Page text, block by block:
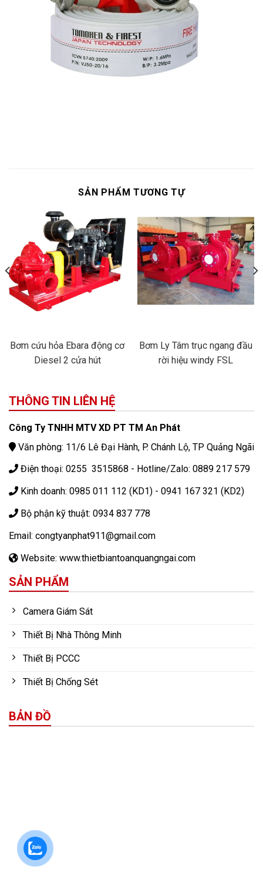
SẢN PHẨM TƯƠNG TỰ
Bơm cứu hỏa Ebara động cơ
Diesel 2 cửa hút
Bơm Ly Tâm trục ngang đầu
rời hiệu windy FSL
THÔNG TIN LIÊN HỆ
Công Ty TNHH MTV XD PT TM An Phát
Văn phòng: 11/6 Lê Đại Hành, P. Chánh Lộ, TP Quảng Ngãi
Điện thoại: 0255 3515868 - Hotline/Zalo: 0889 217 579
Kinh doanh: 0985 011 112 (KD1) - 0941 167 321 (KD2)
Bộ phận kỹ thuật: 0934 837 778
Email: congtyanphat911@gmail.com
Website: www.thietbiantoanquangngai.com
SẢN PHẨM
Camera Giám Sát
Thiết Bị Nhà Thông Minh
Thiết Bị PCCC
Thiết Bị Chống Sét
BẢN ĐỒ